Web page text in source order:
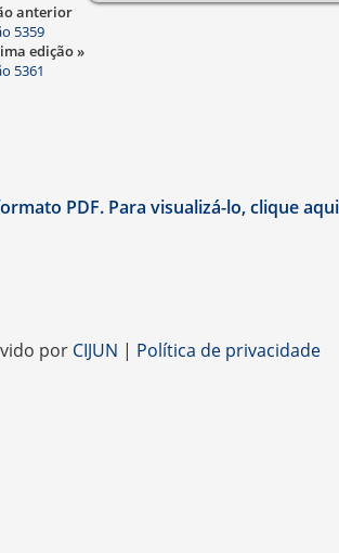
anterior
5359
edição »
5361
PDF. Para visualizá-lo, clique
por CIJUN | Política de privacidade